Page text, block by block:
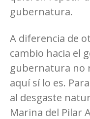
gubernatura.
A diferencia de
cambio hacia el
gubernatura no
aquí sí lo es.
al desgaste
Marina del Pilar